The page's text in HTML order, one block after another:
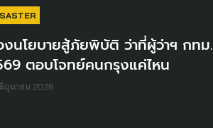
นโยบายสู้ภัยพิบัติ ว่าที่ผู้ว่าฯ กทม.
ตอบโจทย์คนกรุงแค่ไหน
ถุนายน 2026